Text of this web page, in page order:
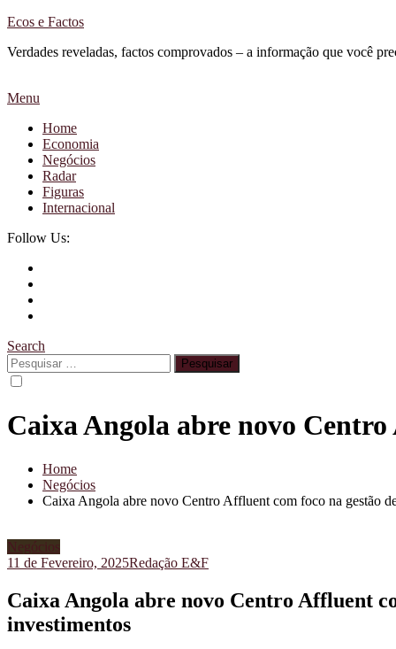
Skip
Content
Ecos e Factos
Verdades reveladas, factos comprovados – a informação que você
Menu
Home
Economia
Negócios
Radar
Figuras
Internacional
Follow Us:
Search
Pesquisar
por:
Caixa Angola abre novo
Home
Negócios
Caixa Angola abre novo Centro Affluent com foco na gestão
Negócios
11 de Fevereiro, 2025Redação E&F
Caixa Angola abre novo Centro Affluent
investimentos